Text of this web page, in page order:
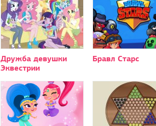
Дружба девушки
Эквестрии
Бравл Старс